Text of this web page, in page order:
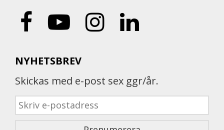
NYHETSBREV
Skickas med e-post sex ggr/år.